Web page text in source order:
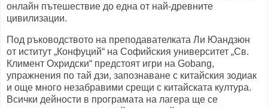
онлайн пътешествие до една от най-древните
цивилизации.
Под ръководството на преподавателката Ли Юандзюн
от иститут „Конфуций“ на Софийския университет „Св.
Климент Охридски“ предстоят игри на Gobang,
упражнения по тай дзи, запознаване с китайския зодиак
и още много незабравими срещи с китайската култура.
Всички дейности в програмата на лагера ще се